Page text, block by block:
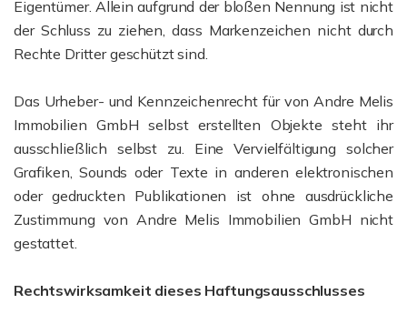
Eigentümer. Allein aufgrund der bloßen Nennung ist nicht
der Schluss zu ziehen, dass Markenzeichen nicht durch
Rechte Dritter geschützt sind.
Das Urheber- und Kennzeichenrecht für von Andre Melis
Immobilien GmbH selbst erstellten Objekte steht ihr
ausschließlich selbst zu. Eine Vervielfältigung solcher
Grafiken, Sounds oder Texte in anderen elektronischen
oder gedruckten Publikationen ist ohne ausdrückliche
Zustimmung von Andre Melis Immobilien GmbH nicht
gestattet.
Rechtswirksamkeit dieses Haftungsausschlusses